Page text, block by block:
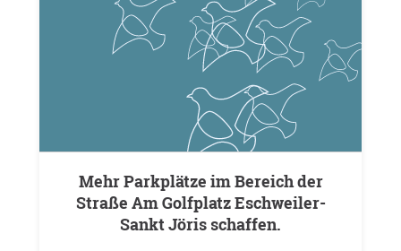
Mehr Parkplätze im Bereich der
Straße Am Golfplatz Eschweiler-
Sankt Jöris schaffen.